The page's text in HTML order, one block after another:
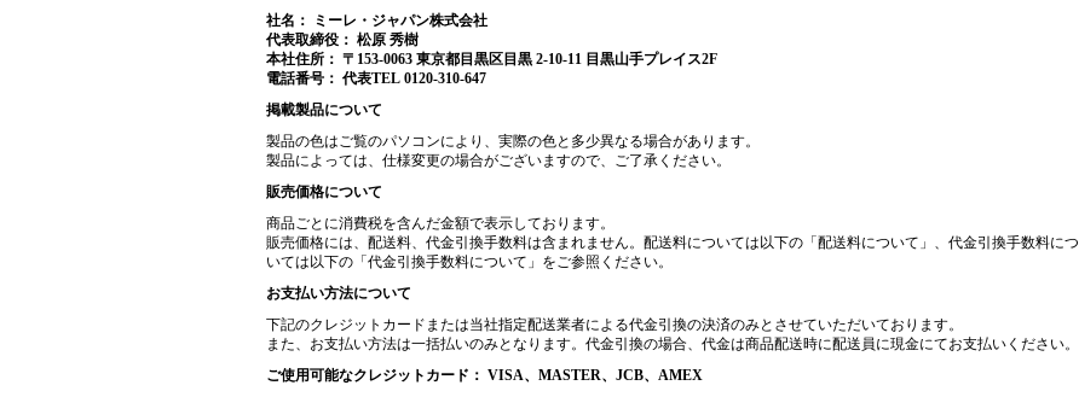
社名： ミーレ・ジャパン株式会社
代表取締役： 松原 秀樹
本社住所： 〒153-0063 東京都目黒区目黒 2-10-11 目黒山手プレイス2F
電話番号： 代表TEL 0120-310-647
掲載製品について
製品の色はご覧のパソコンにより、実際の色と多少異なる場合があります。
製品によっては、仕様変更の場合がございますので、ご了承ください。
販売価格について
商品ごとに消費税を含んだ金額で表示しております。
販売価格には、配送料、代金引換手数料は含まれません。配送料については以下の「配送料について」、代金引換手数料につ
いては以下の「代金引換手数料について」をご参照ください。
お支払い方法について
下記のクレジットカードまたは当社指定配送業者による代金引換の決済のみとさせていただいております。
また、お支払い方法は一括払いのみとなります。代金引換の場合、代金は商品配送時に配送員に現金にてお支払いください。
ご使用可能なクレジットカード： VISA、MASTER、JCB、AMEX